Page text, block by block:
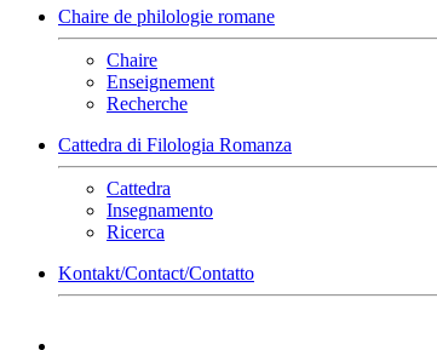
Chaire de philologie romane
Chaire
Enseignement
Recherche
Cattedra di Filologia Romanza
Cattedra
Insegnamento
Ricerca
Kontakt/Contact/Contatto